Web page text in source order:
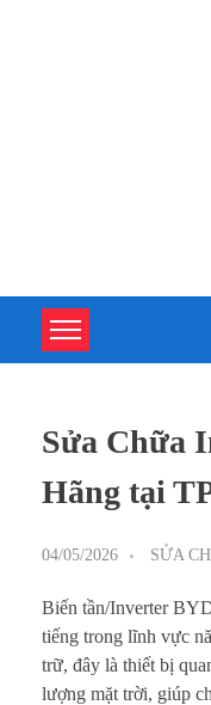
Sửa Chữa
Hãng tại
04/05/2026 SỬA
Biến tần/Inverter
tiếng trong lĩnh vực
trữ, đây là thiết bị
lượng mặt trời, giúp